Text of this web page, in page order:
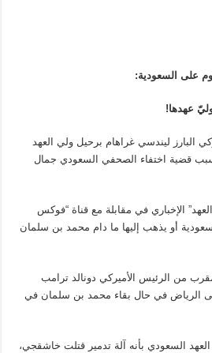
على السعودية:
عهدها!
البارز ليندسي غراهام برحيل ولي العهد
قضية اختفاء الصحفي السعودي جمال
الإخباري في مقابلة مع قناة “فوكس
أو يذهب إليها ما دام محمد بن سلمان
من الرئيس الأميركي دونالد ترامب
الرياض في حال بقاء محمد بن سلمان في
السعودي بأنه آلة تدمير قتلت خاشقجي،